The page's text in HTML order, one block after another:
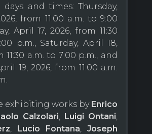
and times: Thursday,
from 11:00 a.m. to 9:00
April 17, 2026, from 11:30
p.m., Saturday, April 18,
11:30 a.m. to 7:00 p.m., and
19, 2026, from 11:00 a.m.
exhibiting works by Enrico
Calzolari, Luigi Ontani,
, Lucio Fontana, Joseph